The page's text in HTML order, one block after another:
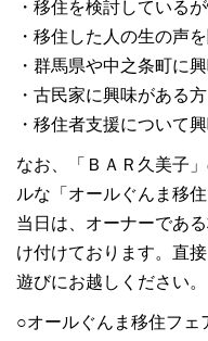
・移住を検討している
・移住した人の生の声
・群馬県や中之条町に
・古民家に興味がある方
・移住者支援について
なお、「ＢＡＲ久美子
ルな「オールぐんま移
当日は、オーナーであ
け付けております。直
遊びにお越しください。
○オールぐんま移住フェ